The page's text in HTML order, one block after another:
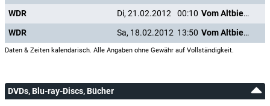
WDR
Di, 21.02.2012 00:10
Vom Altbierlied bis Viva Colonia
WDR
Sa, 18.02.2012 13:50 Vom Altbierlied bis Viva Colonia
Daten & Zeiten kalendarisch. Alle Angaben ohne Gewähr auf Vollständigkeit.
DVDs, Blu-ray-Discs, Bücher